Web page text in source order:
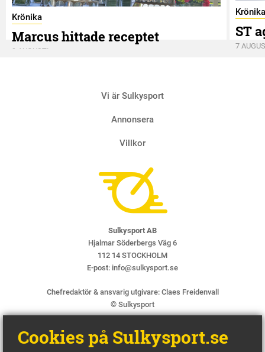
Krönika
Marcus hittade receptet
9 AUGUSTI
Krönika
ST
7
Vi är Sulkysport
Annonsera
Villkor
Sulkysport AB
Hjalmar Söderbergs Väg 6
112 14 STOCKHOLM
E-post: info@sulkysport.se
Chefredaktör & ansvarig utgivare: Claes Freidenvall
© Sulkysport
Cookies på Sulkysport.se